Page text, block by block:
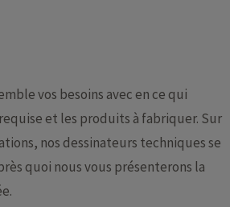
vos besoins avec en ce qui
et les produits à fabriquer. Sur
nos dessinateurs techniques se
quoi nous vous présenterons la